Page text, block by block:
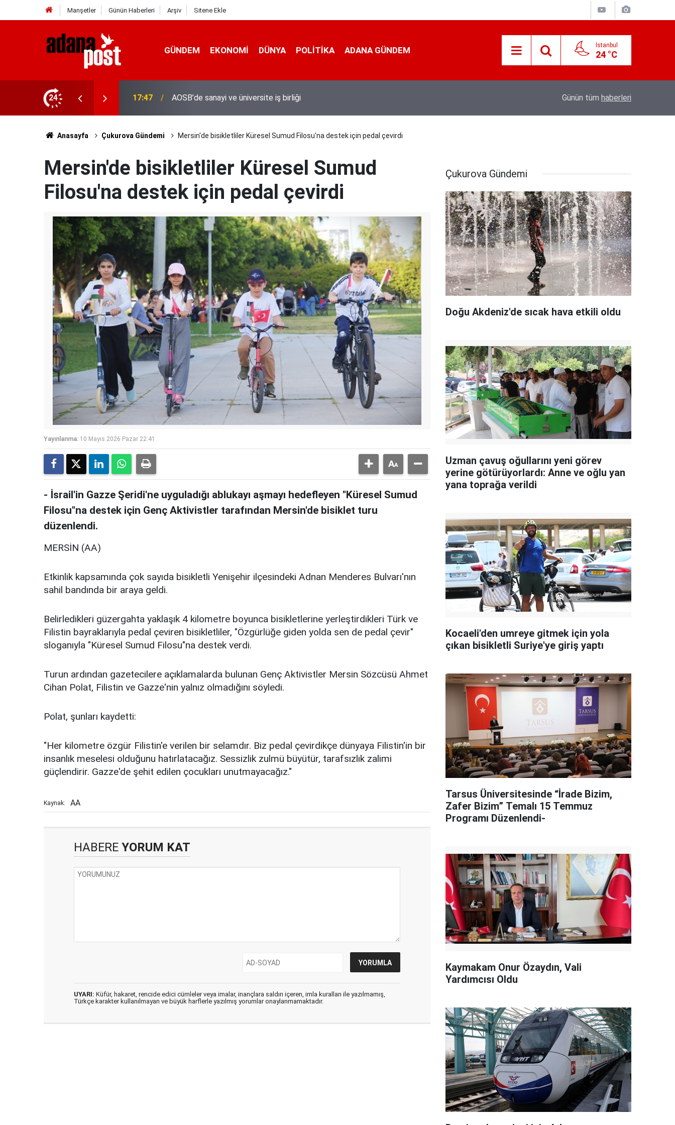
Manşetler Günün Haberleri Arşiv Sitene Ekle
GÜNDEM EKONOMI DÜNYA POLİTİKA ADANA GÜNDEM İstanbul
24 °C
24 17:41 Adana'da servis taşımacıları yeni plaka ihalesine tepki gösterdi
Danişma Merkezini Ziyaret Etti
Günün tüm haberleri
Anasayfa Çukurova Gündemi Mersin'de bisikletliler Küresel Sumud Filosu'na destek için pedal çevirdi
Mersin'de bisikletliler Küresel Sumud
Filosu'na destek için pedal çevirdi
Yayınlanma: 10 Mayıs 2026 Pazar 22:41
- İsrail'in Gazze Şeridi'ne uyguladığı ablukayı aşmayı hedefleyen "Küresel Sumud
Filosu"na destek için Genç Aktivistler tarafından Mersin'de bisiklet turu
düzenlendi.
MERSİN (AA)
Etkinlik kapsamında çok sayıda bisikletli Yenişehir ilçesindeki Adnan Menderes Bulvarı'nın
sahil bandında bir araya geldi.
Belirledikleri güzergahta yaklaşık 4 kilometre boyunca bisikletlerine yerleştirdikleri Türk ve
Filistin bayraklarıyla pedal çeviren bisikletliler, "Özgürlüğe giden yolda sen de pedal çevir"
sloganıyla "Küresel Sumud Filosu"na destek verdi.
Turun ardından gazetecilere açıklamalarda bulunan Genç Aktivistler Mersin Sözcüsü Ahmet
Cihan Polat, Filistin ve Gazze'nin yalnız olmadığını söyledi.
Polat, şunları kaydetti:
"Her kilometre özgür Filistin'e verilen bir selamdır. Biz pedal çevirdikçe dünyaya Filistin'in bir
insanlık meselesi olduğunu hatırlatacağız. Sessizlik zulmü büyütür, tarafsızlık zalimi
güçlendirir. Gazze'de şehit edilen çocukları unutmayacağız."
Kaynak: AA
HABERE YORUM KAT
UYARI: Küfür, hakaret, rencide edici cümleler veya imalar, inançlara saldırı içeren, imla kuralları ile yazılmamış,
Türkçe karakter kullanılmayan ve büyük harflerle yazılmış yorumlar onaylanmamaktadır.
Çukurova Gündemi
Doğu Akdeniz'de sıcak hava etkili oldu
Uzman çavuş oğullarını yeni görev
yerine götürüyorlardı: Anne ve oğlu yan
yana toprağa verildi
Kocaeli'den umreye gitmek için yola
çıkan bisikletli Suriye'ye giriş yaptı
Tarsus Üniversitesinde “İrade Bizim,
Zafer Bizim” Temalı 15 Temmuz
Programı Düzenlendi-
Kaymakam Onur Özaydın, Vali
Yardımcısı Oldu